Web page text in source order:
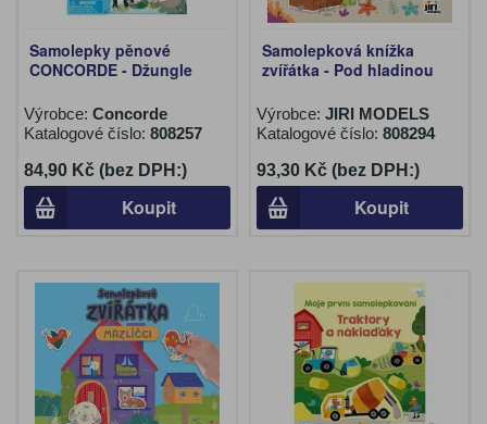
Samolepky pěnové
CONCORDE - Džungle
Výrobce: Concorde
Katalogové číslo: 808257
84,90 Kč (bez DPH:)
Koupit
Samolepková knížka
zvířátka - Pod hladinou
Výrobce: JIRI MODELS
Katalogové číslo: 808294
93,30 Kč (bez DPH:)
Koupit